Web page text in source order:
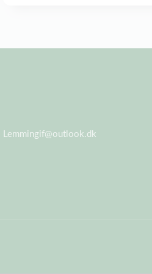
Lemmingif@outlook.dk